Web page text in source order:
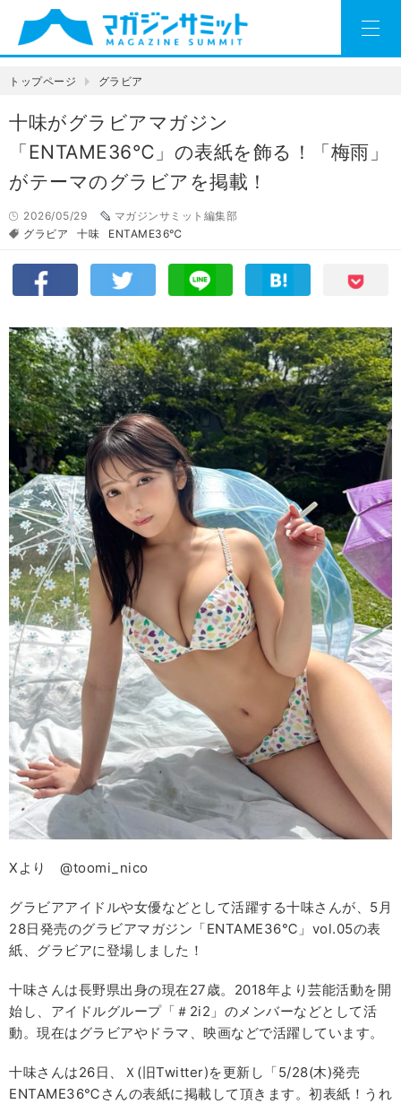
トップページ グラビア
十味がグラビアマガジン
「ENTAME36℃」の表紙を飾る！「梅雨」
がテーマのグラビアを掲載！
2026/05/29
マガジンサミット編集部
グラビア
十味 ENTAME36℃
Xより @toomi_nico
グラビアアイドルや女優などとして活躍する十味さんが、5月
28日発売のグラビアマガジン「ENTAME36℃」voⅼ.05の表
紙、グラビアに登場しました！
十味さんは長野県出身の現在27歳。2018年より芸能活動を開
始し、アイドルグループ「＃2i2」のメンバーなどとして活
動。現在はグラビアやドラマ、映画などで活躍しています。
十味さんは26日、Ｘ(旧Twitter)を更新し「5/28(木)発売
ENTAME36℃さんの表紙に掲載して頂きます。初表紙！うれ